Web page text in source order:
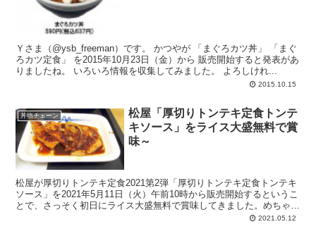
Ｙさま（@ysb_freeman）です。 かつやが 「まぐろカツ丼」 「まぐ
ろカツ定食」 を2015年10月23日（金）から 販売開始すると発表があ
りましたね。 いろいろ情報を収集してみました。 よろしけれ...
2015.10.15
丼物チェーン
松屋「厚切りトンテキ定食トンテ
キソース」をライス大盛無料で賞
味～
松屋が厚切りトンテキ定食2021第2弾「厚切りトンテキ定食トンテキ
ソース」を2021年5月11日（火）午前10時から販売開始するというこ
とで、さっそく初日にライス大盛無料で賞味してきました。めちゃガ
ーリックの香り。がぶりとやるとアタックはガーリック、じわじわと
2021.05.12